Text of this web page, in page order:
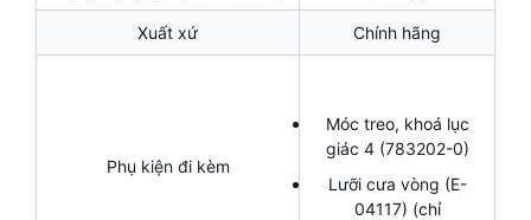
Xuất xứ Chính hãng
Phụ kiện đi kèm
Móc treo, khoá lục
giác 4 (783202-0)
Lưỡi cưa vòng (E-
04117) (chỉ